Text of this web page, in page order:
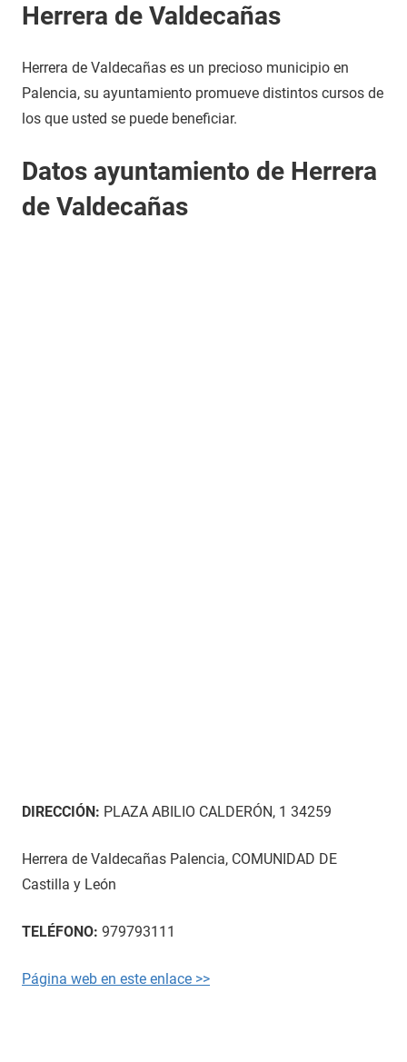
Herrera de Valdecañas
Herrera de Valdecañas es un precioso municipio en
Palencia, su ayuntamiento promueve distintos cursos de
los que usted se puede beneficiar.
Datos ayuntamiento de Herrera
de Valdecañas
DIRECCIÓN: PLAZA ABILIO CALDERÓN, 1 34259
Herrera de Valdecañas Palencia, COMUNIDAD DE
Castilla y León
TELÉFONO: 979793111
Página web en este enlace >>